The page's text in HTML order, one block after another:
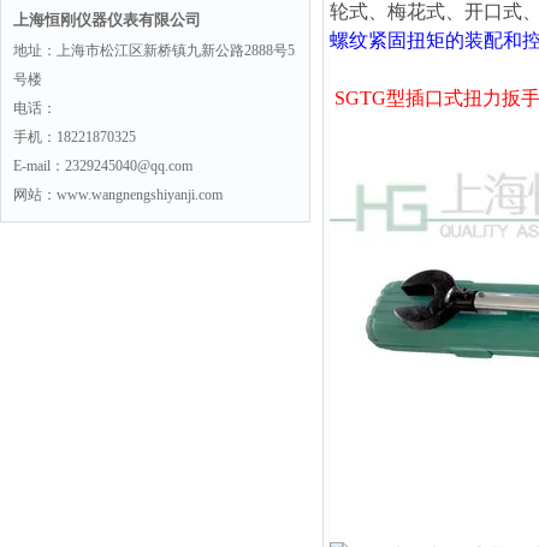
上海恒刚仪器仪表有限公司
地址：上海市松江区新桥镇九新公路2888号5
号楼
电话：
手机：18221870325
E-mail：2329245040@qq.com
网站：www.wangnengshiyanji.com
轮式、梅花式、开口式
螺纹紧固扭矩的装配和
SGTG型插口式扭力扳